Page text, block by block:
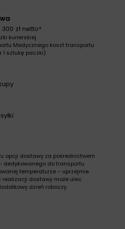
zł netto*
kurierskiej
Medycznego koszt transportu
1 sztukę paczki)
opcji dostawy za pośrednictwem
– dedykowanego do transportu
temperaturze – uprzejmie
realizacji dostawy może ulec
dzień roboczy.